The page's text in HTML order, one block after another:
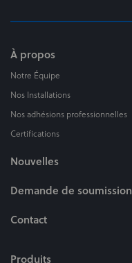
À propos
Notre Équipe
Nos Installations
Nos adhésions professionnelles
Certifications
Nouvelles
Demande de soumission
Contact
Produits